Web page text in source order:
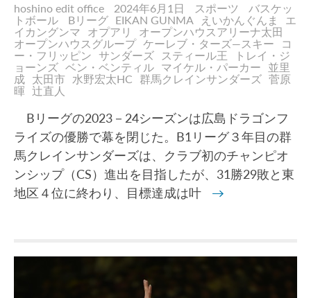
hoshino edit office 2024年6月1日 スポーツ
バスケッ
トボール
Bリーグ EIKAN GUNMA えいかんぐんま
エ
イカングンマ
オプアリ
オープンハウスアリーナ太田
オープンハウスグループ ケーレブ・ターズ―スキー
コ
ー・フリッピン サンダーズ スティール王
トレイ・ジ
ョーンズ ベン・ベンティル マイケル・パーカー
並里
成
太田市 水野宏太HC 群馬クレインサンダーズ 菅原
暉 辻直人
Bリーグの2023－24シーズンは広島ドラゴンフ
ライズの優勝で幕を閉じた。B1リーグ３年目の群
馬クレインサンダーズは、クラブ初のチャンピオ
ンシップ（CS）進出を目指したが、31勝29敗と東
地区４位に終わり、目標達成は叶 →